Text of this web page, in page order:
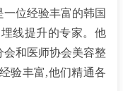
位经验丰富的韩国
线提升的专家。他
会和医师协会美容整
验丰富,他们精通各